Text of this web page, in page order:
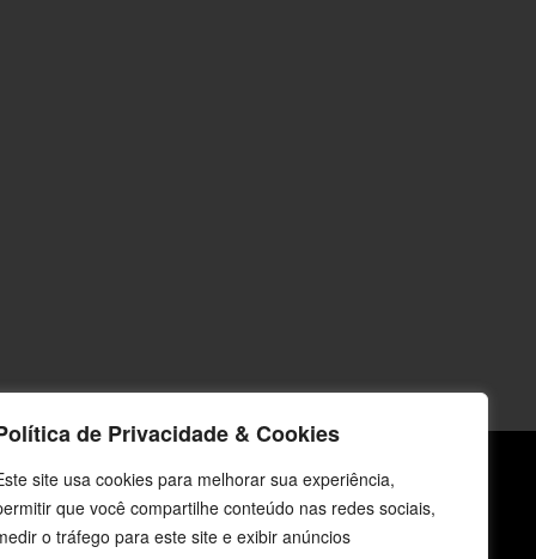
de Privacidade & Cookies
site usa cookies para melhorar sua experiência,
que você compartilhe conteúdo nas redes sociais,
o tráfego para este site e exibir anúncios
Fale Conosco